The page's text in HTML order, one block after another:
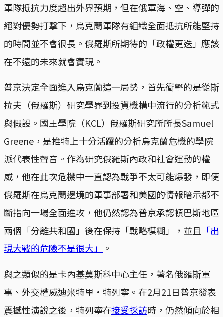
軍隊抵抗力度超出外界預期，但在俄軍海、空、導彈的
絕對優勢打擊下，烏克蘭軍隊有組織全面抵抗所能堅持
的時間並不會很長。俄羅斯所期待的「政權更迭」應該
在不遠的未來就會實現。
普京決定全面進入烏克蘭這一局勢，首先衝擊的是從斯
拉夫（俄羅斯）研究學界到投資機構中流行的分析範式
與假設。國王學院（KCL）俄羅斯研究所所長Samuel
Greene，是推特上十分活躍的分析烏克蘭危機的學院
派代表性聲音。作為研究俄羅斯內政和社會運動的權
威，他在此次危機中一直認為戰爭不太可能爆發，即便
俄羅斯在烏克蘭邊境的軍事部署和美國的情報暗示都不
斷指向一場全面進攻，他仍然認為普京承認頓巴斯地區
兩個「分離共和國」後在保持「戰略模糊」，並且 「出
現大戰的危險不是很大」
。
與之類似的是卡內基莫斯科中心主任，著名俄羅斯軍
事、外交權威迪米特里·特列寧。在2月21日普京發表
震撼性演說之後，特列寧在接受採訪時，仍然傾向於相